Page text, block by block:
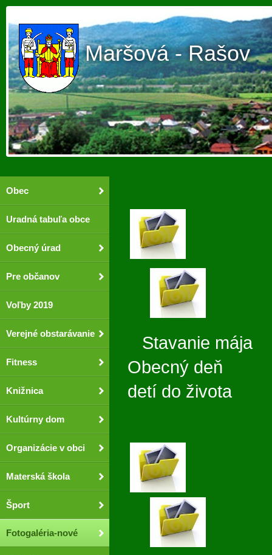
Maršová - Rašov
Obec
Uradná tabuľa obce
Obecný úrad
Pre občanov
Voľby 2019
Verejné obstarávanie
Fitness
Knižnica
Kultúrny dom
Organizácie v obci
Materská škola
Šport
Fotogaléria-nové
Obecný
detí do života